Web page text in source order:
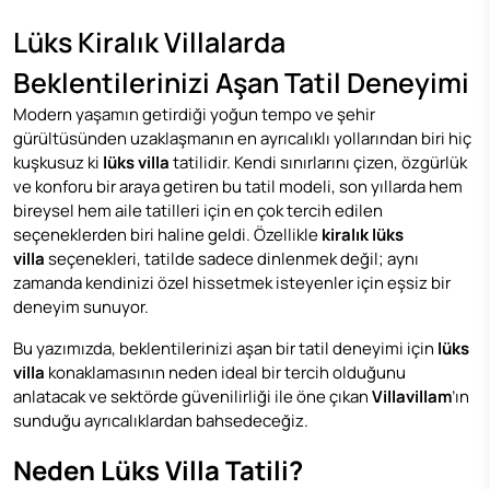
Lüks Kiralık Villalarda
Beklentilerinizi Aşan Tatil Deneyimi
Modern yaşamın getirdiği yoğun tempo ve şehir
gürültüsünden uzaklaşmanın en ayrıcalıklı yollarından biri hiç
kuşkusuz ki lüks villatatilidir. Kendi sınırlarını çizen, özgürlük
ve konforu bir araya getiren bu tatil modeli, son yıllarda hem
bireysel hem aile tatilleri için en çok tercih edilen
seçeneklerden biri haline geldi. Özelliklekiralık lüks
villaseçenekleri, tatilde sadece dinlenmek değil; aynı
zamanda kendinizi özel hissetmek isteyenler için eşsiz bir
deneyim sunuyor.
Bu yazımızda, beklentilerinizi aşan bir tatil deneyimi için lüks
villa konaklamasının neden ideal bir tercih olduğunu
anlatacak ve sektörde güvenilirliği ile öne çıkanVillavillam’ın
sunduğu ayrıcalıklardan bahsedeceğiz.
Neden Lüks Villa Tatili?